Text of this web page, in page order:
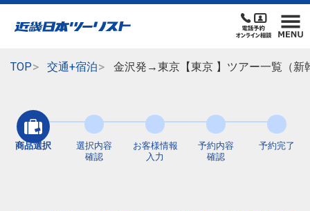
TOP 交通+宿泊 金沢発→東京【東京 】ツアー一覧（新
商品選択
選択内容
確認
お客様情報
入力
予約内容
確認
予約完了